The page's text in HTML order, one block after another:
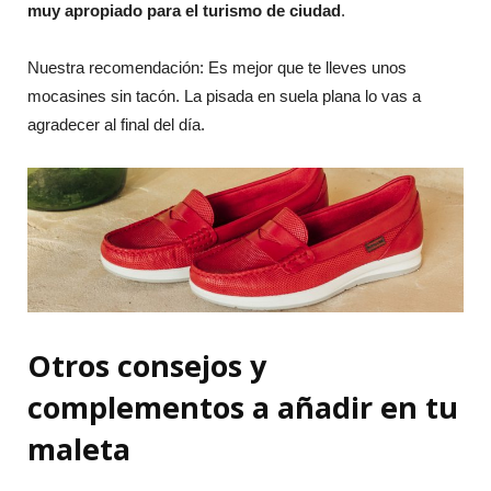
muy apropiado para el turismo de ciudad.
Nuestra recomendación: Es mejor que te lleves unos
mocasines sin tacón. La pisada en suela plana lo vas a
agradecer al final del día.
Otros consejos y
complementos a añadir en tu
maleta